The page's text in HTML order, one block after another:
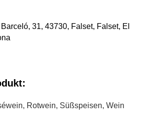
31, 43730, Falset, Falset, El
Rotwein, Süßspeisen, Wein